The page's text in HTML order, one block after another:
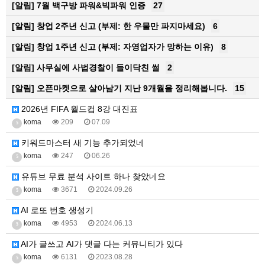
[알림] 7월 백구방 파워&빅파워 인증 27
[알림] 창업 2주년 신고 (부제: 한 우물만 파지마세요) 6
[알림] 창업 1주년 신고 (부제: 자영업자가 망하는 이유) 8
[알림] 사무실에 사법경찰이 들이닥친 썰 2
[알림] 오픈마켓으로 살아남기 지난 9개월을 정리해봅니다. 15
2026년 FIFA 월드컵 8강 대진표
5 koma 209 07.09
키워드마스터 새 기능 추가되었네
5 koma 247 06.26
유튜브 무료 분석 사이트 하나 찾았네요
5 koma 3671 2024.09.26
AI 로또 번호 생성기
5 koma 4953 2024.06.13
AI가 글쓰고 AI가 댓글 다는 커뮤니티가 있다
5 koma 6131 2023.08.28